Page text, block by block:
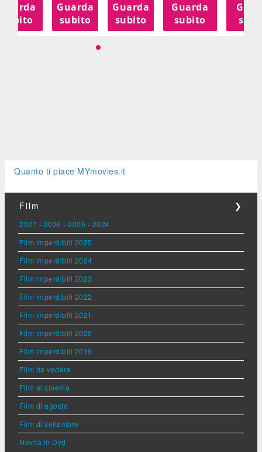
subito
Guarda
subito
Guarda
subito
Guarda
subito
Quanto ti piace MYmovies.it
Film ❯
2027 - 2026 - 2025 - 2024
Film imperdibili 2025
Film imperdibili 2024
Film imperdibili 2023
Film imperdibili 2022
Film imperdibili 2021
Film imperdibili 2020
Film imperdibili 2019
Film da vedere
Film al cinema
Film di agosto
Film di settembre
Novità in Dvd